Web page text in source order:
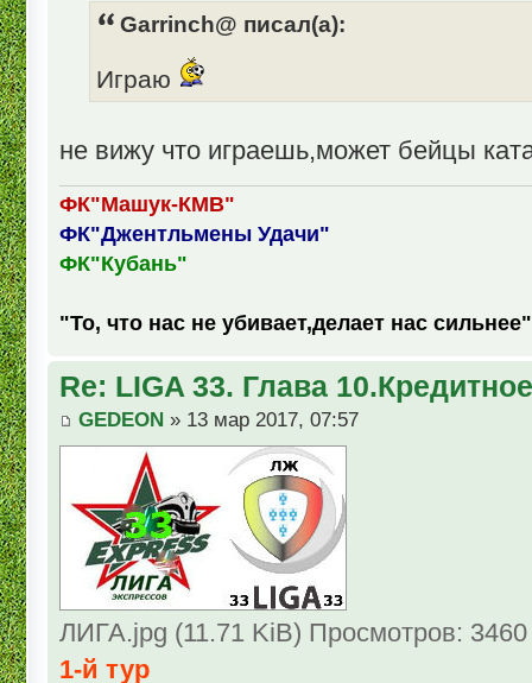
Garrinch@ писал(а):
Играю
не вижу что играешь,может бейцы
ФК"Машук-КМВ"
ФК"Джентльмены Удачи"
ФК"Кубань"
"То, что нас не убивает,делает нас сильнее"
Re: LIGA 33. Глава
GEDEON » 13 мар 2017, 07:57
ЛИГА.jpg (11.71 KiB) Просмотров: 3460
1-й тур